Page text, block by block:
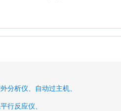
分析仪、 自动过主机、
行反应仪、